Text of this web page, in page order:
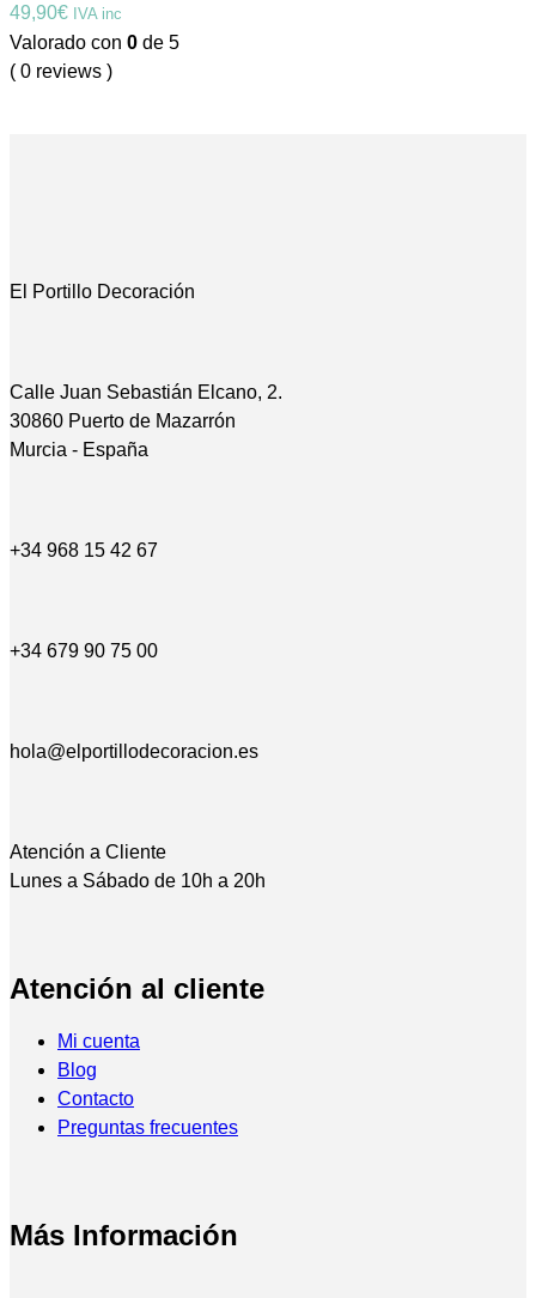
49,90€ IVA inc
Valorado con 0 de 5
( 0 reviews )
El Portillo Decoración
Calle Juan Sebastián Elcano, 2.
30860 Puerto de Mazarrón
Murcia - España
+34 968 15 42 67
+34 679 90 75 00
hola@elportillodecoracion.es
Atención a Cliente
Lunes a Sábado de 10h a 20h
Atención al cliente
Mi cuenta
Blog
Contacto
Preguntas frecuentes
Más Información